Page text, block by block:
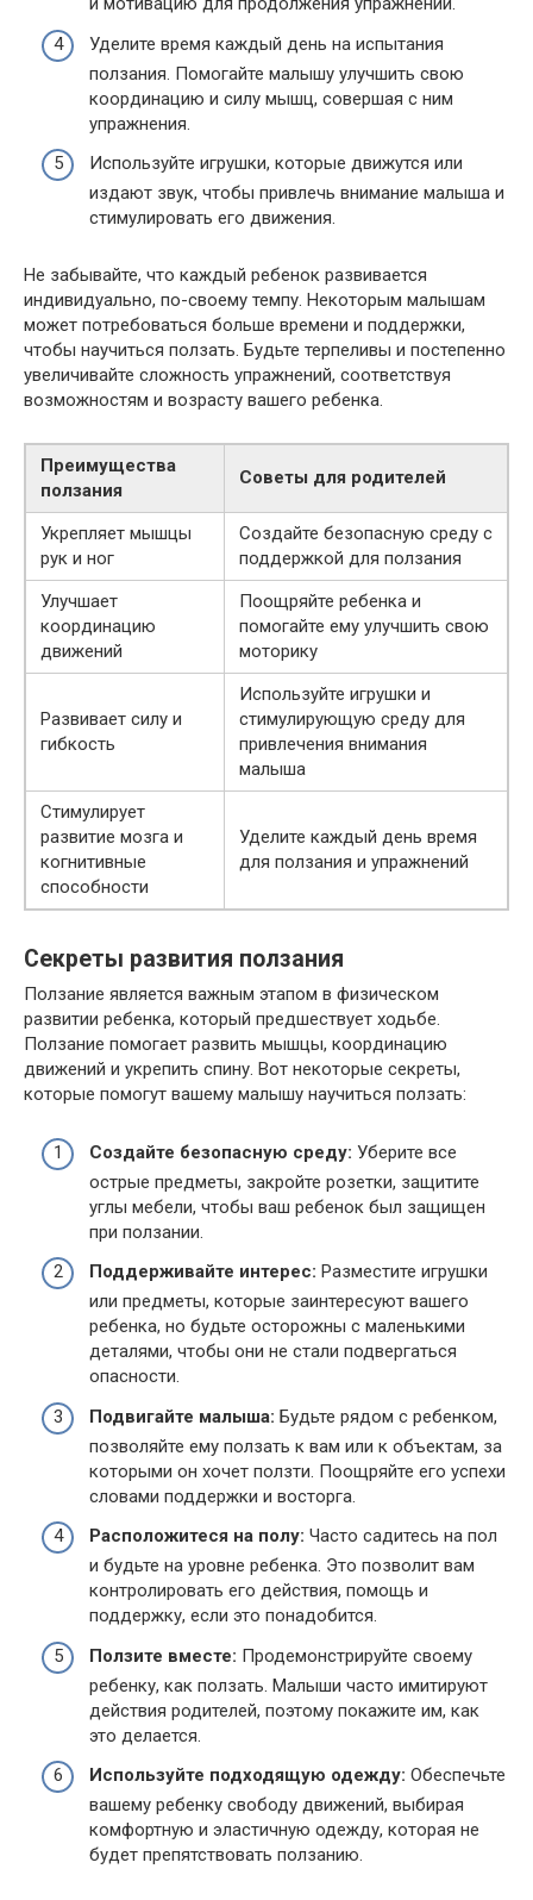
Уделите время каждый день на испытания
ползания. Помогайте малышу улучшить свою
координацию и силу мышц, совершая с ним
упражнения.
Используйте игрушки, которые движутся или
издают звук, чтобы привлечь внимание малыша и
стимулировать его движения.
Не забывайте, что каждый ребенок развивается
индивидуально, по-своему темпу. Некоторым малышам
может потребоваться больше времени и поддержки,
чтобы научиться ползать. Будьте терпеливы и постепенно
увеличивайте сложность упражнений, соответствуя
возможностям и возрасту вашего ребенка.
Преимущества
ползания
Советы для родителей
Укрепляет мышцы
рук и ног
Создайте безопасную среду с
поддержкой для ползания
Улучшает
координацию
движений
Поощряйте ребенка и
помогайте ему улучшить свою
моторику
Развивает силу и
гибкость
Используйте игрушки и
стимулирующую среду для
привлечения внимания
малыша
Стимулирует
развитие мозга и
когнитивные
способности
Уделите каждый день время
для ползания и упражнений
Секреты развития ползания
Ползание является важным этапом в физическом
развитии ребенка, который предшествует ходьбе.
Ползание помогает развить мышцы, координацию
движений и укрепить спину. Вот некоторые секреты,
которые помогут вашему малышу научиться ползать:
Создайте безопасную среду: Уберите все
острые предметы, закройте розетки, защитите
углы мебели, чтобы ваш ребенок был защищен
при ползании.
Поддерживайте интерес: Разместите игрушки
или предметы, которые заинтересуют вашего
ребенка, но будьте осторожны с маленькими
деталями, чтобы они не стали подвергаться
опасности.
Подвигайте малыша: Будьте рядом с ребенком,
позволяйте ему ползать к вам или к объектам, за
которыми он хочет ползти. Поощряйте его успехи
словами поддержки и восторга.
Расположитеся на полу: Часто садитесь на пол
и будьте на уровне ребенка. Это позволит вам
контролировать его действия, помощь и
поддержку, если это понадобится.
Ползите вместе: Продемонстрируйте своему
ребенку, как ползать. Малыши часто имитируют
действия родителей, поэтому покажите им, как
это делается.
Используйте подходящую одежду: Обеспечьте
вашему ребенку свободу движений, выбирая
комфортную и эластичную одежду, которая не
будет препятствовать ползанию.